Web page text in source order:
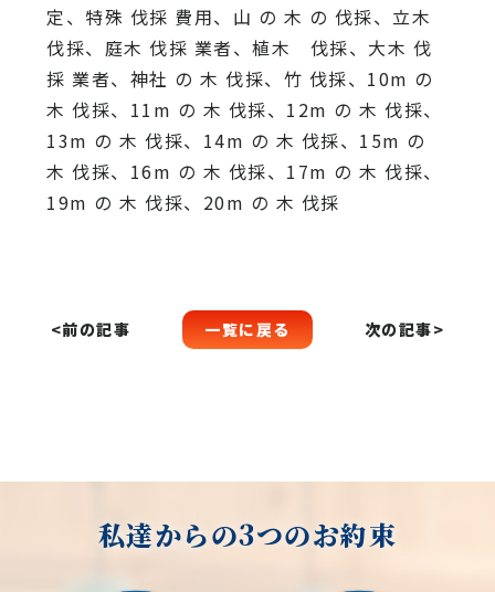
定、特殊 伐採 費用、山 の 木 の 伐採、立木
伐採、庭木 伐採 業者、植木 伐採、大木 伐
採 業者、神社 の 木 伐採、竹 伐採、10m の
木 伐採、11m の 木 伐採、12m の 木 伐採、
13m の 木 伐採、14m の 木 伐採、15m の
木 伐採、16m の 木 伐採、17m の 木 伐採、
19m の 木 伐採、20m の 木 伐採
<前の記事 一覧に戻る 次の記事>
私達からの3つのお約束